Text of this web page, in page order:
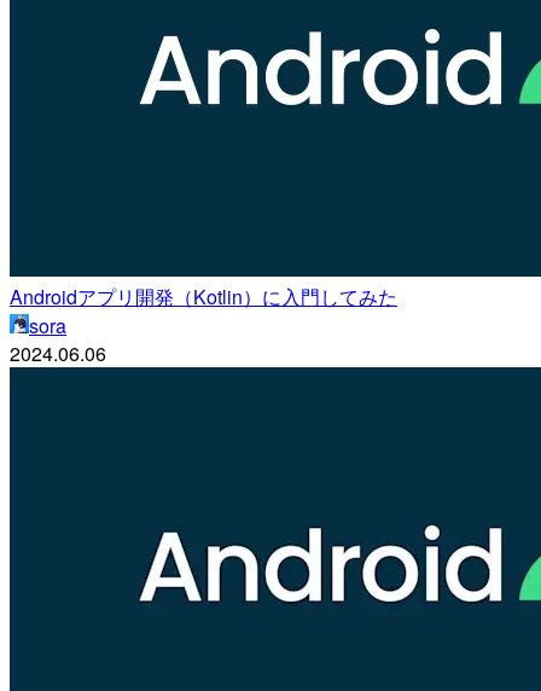
Androidアプリ開発（Kotlin）に入門してみた
sora
2024.06.06